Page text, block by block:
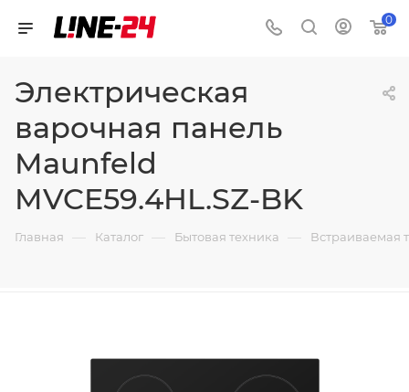
0
Электрическая
варочная панель
Maunfeld
MVCE59.4HL.SZ-BK
Главная — Каталог — Бытовая техника — Встраиваемая